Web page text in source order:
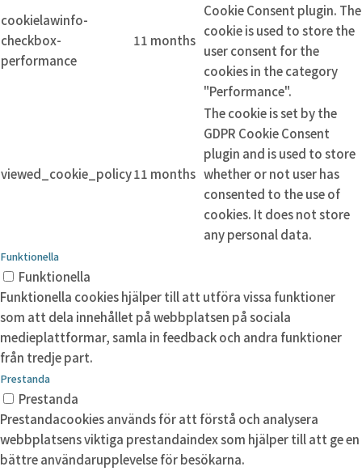
cookielawinfo-
checkbox-
performance
11 months
Cookie Consent plugin. The
cookie is used to store the
user consent for the
cookies in the category
"Performance".
viewed_cookie_policy11 months
The cookie is set by the
GDPR Cookie Consent
plugin and is used to store
whether or not user has
consented to the use of
cookies. It does not store
any personal data.
Funktionella
Funktionella
Funktionella cookies hjälper till att utföra vissa funktioner
som att dela innehållet på webbplatsen på sociala
medieplattformar, samla in feedback och andra funktioner
från tredje part.
Prestanda
Prestanda
Prestandacookies används för att förstå och analysera
webbplatsens viktiga prestandaindex som hjälper till att ge en
bättre användarupplevelse för besökarna.